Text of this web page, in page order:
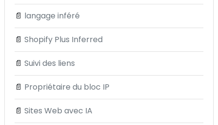
📄 langage inféré
📄 Shopify Plus Inferred
📄 Suivi des liens
📄 Propriétaire du bloc IP
📄 Sites Web avec IA